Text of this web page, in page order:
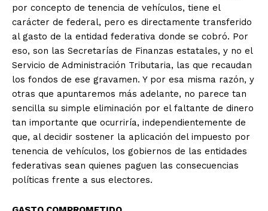
por concepto de tenencia de vehículos, tiene el
carácter de federal, pero es directamente transferido
al gasto de la entidad federativa donde se cobró. Por
eso, son las Secretarías de Finanzas estatales, y no el
Servicio de Administración Tributaria, las que recaudan
los fondos de ese gravamen. Y por esa misma razón, y
otras que apuntaremos más adelante, no parece tan
sencilla su simple eliminación por el faltante de dinero
tan importante que ocurriría, independientemente de
que, al decidir sostener la aplicación del impuesto por
tenencia de vehículos, los gobiernos de las entidades
federativas sean quienes paguen las consecuencias
políticas frente a sus electores.